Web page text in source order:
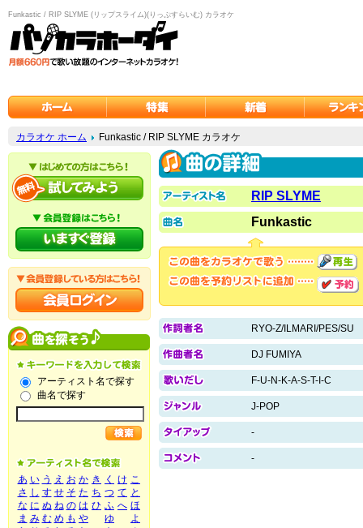
Funkastic / RIP SLYME (リップスライム)(りっぷすらいむ) カラオケ
カラオケ ホーム Funkastic / RIP SLYME カラオケ
アーティスト名で探す
曲名で探す
あ い う え お か き く け こ
さ し す せ そ た ち つ て と
な に ぬ ね の は ひ ふ へ ほ
ま み む め も や ゆ
よ
RIP SLYME
Funkastic
RYO-Z/ILMARI/PES/SU
DJ FUMIYA
F-U-N-K-A-S-T-I-C
J-POP
-
-